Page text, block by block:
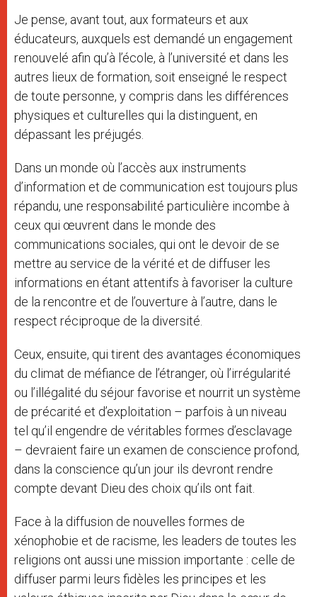
Je pense, avant tout, aux formateurs et aux
éducateurs, auxquels est demandé un engagement
renouvelé afin qu’à l’école, à l’université et dans les
autres lieux de formation, soit enseigné le respect
de toute personne, y compris dans les différences
physiques et culturelles qui la distinguent, en
dépassant les préjugés.
Dans un monde où l’accès aux instruments
d’information et de communication est toujours plus
répandu, une responsabilité particulière incombe à
ceux qui œuvrent dans le monde des
communications sociales, qui ont le devoir de se
mettre au service de la vérité et de diffuser les
informations en étant attentifs à favoriser la culture
de la rencontre et de l’ouverture à l’autre, dans le
respect réciproque de la diversité.
Ceux, ensuite, qui tirent des avantages économiques
du climat de méfiance de l’étranger, où l’irrégularité
ou l’illégalité du séjour favorise et nourrit un système
de précarité et d’exploitation – parfois à un niveau
tel qu’il engendre de véritables formes d’esclavage
– devraient faire un examen de conscience profond,
dans la conscience qu’un jour ils devront rendre
compte devant Dieu des choix qu’ils ont fait.
Face à la diffusion de nouvelles formes de
xénophobie et de racisme, les leaders de toutes les
religions ont aussi une mission importante : celle de
diffuser parmi leurs fidèles les principes et les